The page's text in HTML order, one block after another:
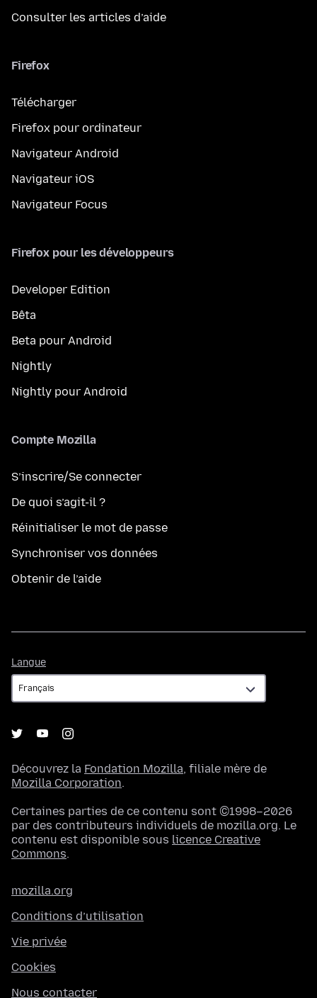
Consulter les articles d’aide
Firefox
Télécharger
Firefox pour ordinateur
Navigateur Android
Navigateur iOS
Navigateur Focus
Firefox pour les développeurs
Developer Edition
Bêta
Beta pour Android
Nightly
Nightly pour Android
Compte Mozilla
S’inscrire/Se connecter
De quoi s’agit-il ?
Réinitialiser le mot de passe
Synchroniser vos données
Obtenir de l’aide
Langue
Découvrez la Fondation Mozilla, filiale mère de
Mozilla Corporation.
Certaines parties de ce contenu sont ©1998–2026
par des contributeurs individuels de mozilla.org. Le
contenu est disponible sous licence Creative
Commons.
mozilla.org
Conditions d’utilisation
Vie privée
Cookies
Nous contacter